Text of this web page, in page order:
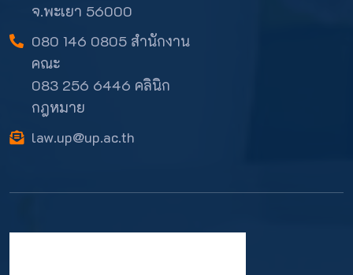
จ.พะเยา 56000
080 146 0805 สำนักงาน
คณะ
083 256 6446 คลินิก
กฎหมาย
law.up@up.ac.th